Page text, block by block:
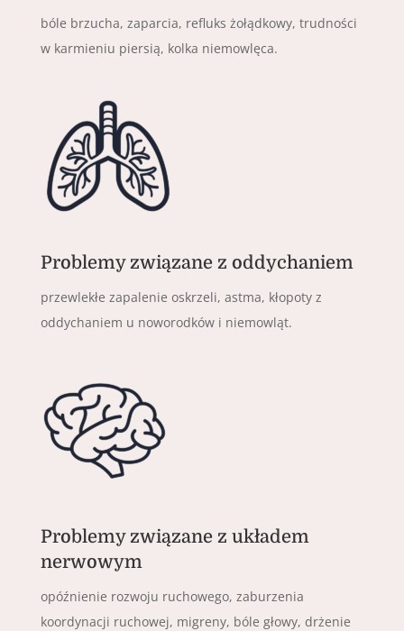
bóle brzucha, zaparcia, refluks żołądkowy, trudności
w karmieniu piersią, kolka niemowlęca.
Problemy związane z oddychaniem
przewlekłe zapalenie oskrzeli, astma, kłopoty z
oddychaniem u noworodków i niemowląt.
Problemy związane z układem
nerwowym
opóźnienie rozwoju ruchowego, zaburzenia
koordynacji ruchowej, migreny, bóle głowy, drżenie